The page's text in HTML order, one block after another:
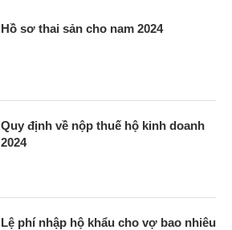
Hồ sơ thai sản cho nam 2024
Quy định về nộp thuế hộ kinh doanh
2024
Lệ phí nhập hộ khẩu cho vợ bao nhiêu